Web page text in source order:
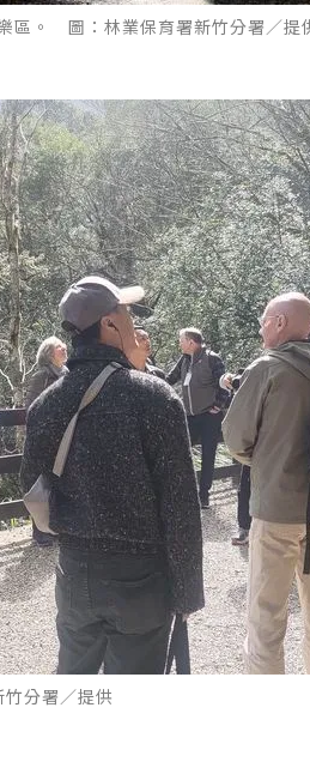
區。 圖：林業保育署新竹分署／提
分署／提供